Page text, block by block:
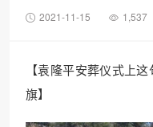
2021-11-15 1,537
【袁隆平安葬仪式上
旗】